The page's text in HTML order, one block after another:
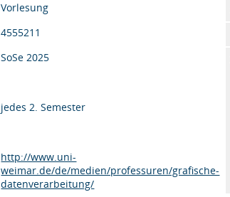
Vorlesung
4555211
SoSe 2025
jedes 2. Semester
http://www.uni-
weimar.de/de/medien/professuren/grafische-
datenverarbeitung/